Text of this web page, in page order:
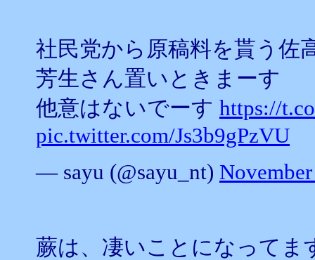
社民党から原稿料を貰う佐
芳生さん置いときまーす
他意はないでーす https://
pic.twitter.com/Js3b9gPzVU
— sayu (@sayu_nt)
蕨は、凄いことになってま